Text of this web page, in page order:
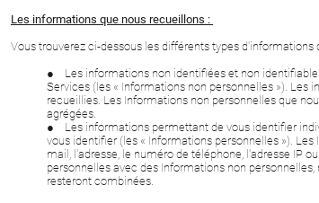
Les informations que nous recueillons :
Vous trouverez ci-dessous les différents types d'informations
● Les informations non identifiées et non
Services (les « Informations non personnelles »).
recueillies. Les Informations non personnelles que
agrégées.
● Les informations permettant de vous identifier
vous identifier (les « Informations personnelles »).
mail, l'adresse, le numéro de téléphone, l'adresse IP
personnelles avec des Informations non
resteront combinées.